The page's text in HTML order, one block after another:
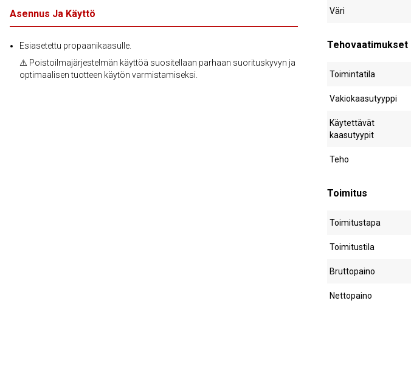
Asennus Ja Käyttö
Esiasetettu propaanikaasulle.
⚠️ Poistoilmajärjestelmän käyttöä suositellaan parhaan suorituskyvyn ja
optimaalisen tuotteen käytön varmistamiseksi.
Väri
Tehovaatimukset
Toimintatila
Vakiokaasutyyppi
Käytettävät
kaasutyypit
Teho
Toimitus
Toimitustapa
Toimitustila
Bruttopaino
Nettopaino